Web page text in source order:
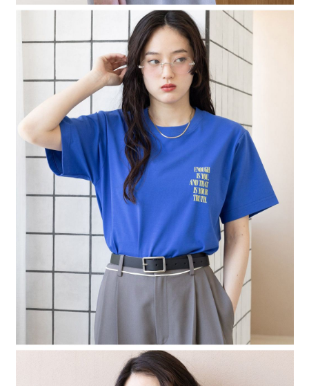
恩沛科技股份有限公司將有權停止該用戶之使用額度並採取法律行動。